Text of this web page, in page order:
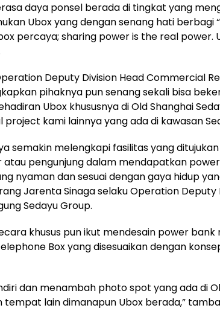
daya ponsel berada di tingkat yang
Ubox yang dengan senang hati berbagi
percaya; sharing power is the real power.
Deputy Division Head Commercial
pihaknya pun senang sekali bisa
Ubox khususnya di Old Shanghai
kami lainnya yang ada di kawasan
semakin melengkapi fasilitas yang
pengunjung dalam mendapatkan
nyaman dan sesuai dengan gaya hidup
Jarenta Sinaga selaku Operation Deputy
Sedayu Group.
khusus pun ikut mendesain power
Box yang disesuaikan dengan
dan menambah photo spot yang ada di
tempat lain dimanapun Ubox berada,”